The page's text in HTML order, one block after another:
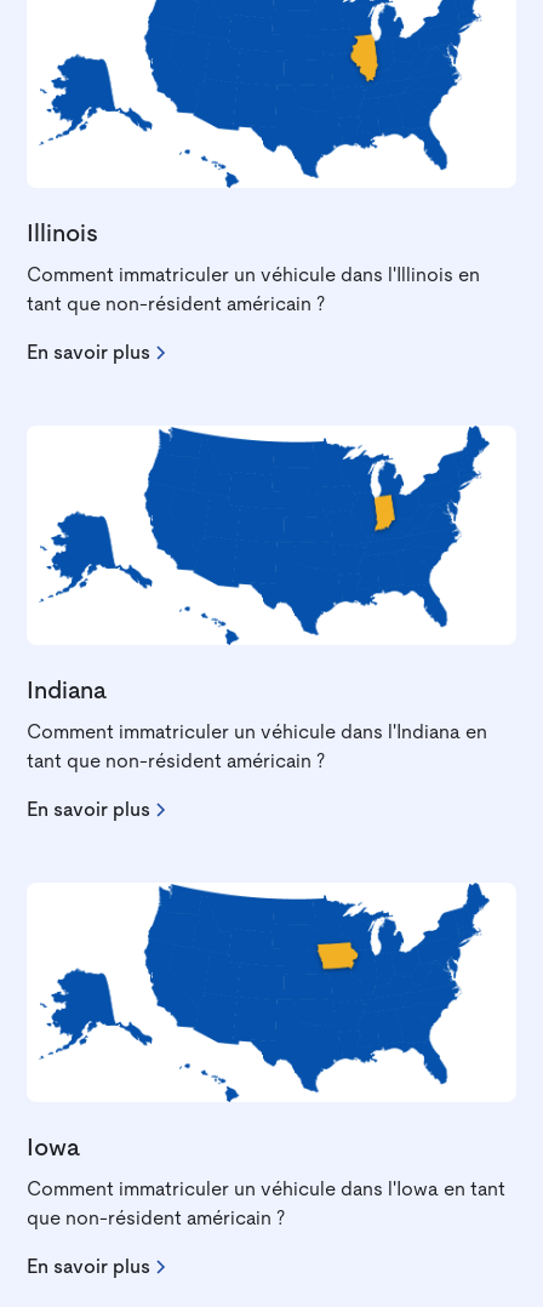
Illinois
Comment immatriculer un véhicule dans l'Illinois en
tant que non-résident américain ?
En savoir plus
Indiana
Comment immatriculer un véhicule dans l'Indiana en
tant que non-résident américain ?
En savoir plus
Iowa
Comment immatriculer un véhicule dans l'Iowa en tant
que non-résident américain ?
En savoir plus